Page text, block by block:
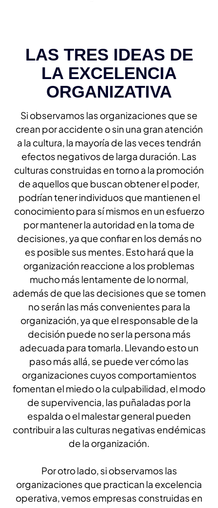
LAS TRES IDEAS DE
LA EXCELENCIA
ORGANIZATIVA
Si observamos las organizaciones que se
crean por accidente o sin una gran atención
a la cultura, la mayoría de las veces tendrán
efectos negativos de larga duración. Las
culturas construidas en torno a la promoción
de aquellos que buscan obtener el poder,
podrían tener individuos que mantienen el
conocimiento para sí mismos en un esfuerzo
por mantener la autoridad en la toma de
decisiones, ya que confiar en los demás no
es posible sus mentes. Esto hará que la
organización reaccione a los problemas
mucho más lentamente de lo normal,
además de que las decisiones que se tomen
no serán las más convenientes para la
organización, ya que el responsable de la
decisión puede no ser la persona más
adecuada para tomarla. Llevando esto un
paso más allá, se puede ver cómo las
organizaciones cuyos comportamientos
fomentan el miedo o la culpabilidad, el modo
de supervivencia, las puñaladas por la
espalda o el malestar general pueden
contribuir a las culturas negativas endémicas
de la organización.
Por otro lado, si observamos las
organizaciones que practican la excelencia
operativa, vemos empresas construidas en